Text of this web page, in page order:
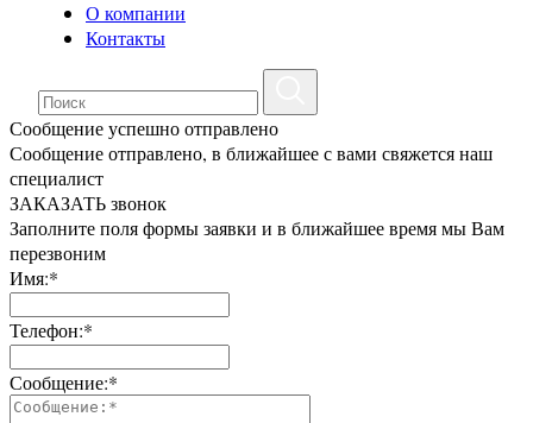
О компании
Контакты
Сообщение успешно отправлено
Сообщение отправлено, в ближайшее с вами свяжется наш
специалист
ЗАКАЗАТЬ звонок
Заполните поля формы заявки и в ближайшее время мы Вам
перезвоним
Имя:*
Телефон:*
Сообщение:*